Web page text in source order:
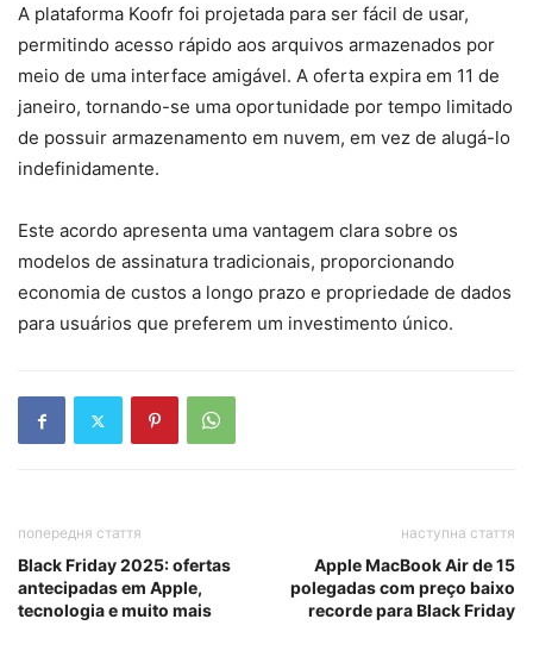
A plataforma Koofr foi projetada para ser fácil de usar,
permitindo acesso rápido aos arquivos armazenados por
meio de uma interface amigável. A oferta expira em 11 de
janeiro, tornando-se uma oportunidade por tempo limitado
de possuir armazenamento em nuvem, em vez de alugá-lo
indefinidamente.
Este acordo apresenta uma vantagem clara sobre os
modelos de assinatura tradicionais, proporcionando
economia de custos a longo prazo e propriedade de dados
para usuários que preferem um investimento único.
попередня стаття
Black Friday 2025: ofertas
antecipadas em Apple,
tecnologia e muito mais
наступна стаття
Apple MacBook Air de 15
polegadas com preço baixo
recorde para Black Friday